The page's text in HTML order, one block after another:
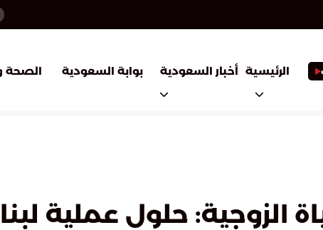
الرئيسية أخبار السعودية بوابة السعودية الصحة
الزوجية: حلول عملية